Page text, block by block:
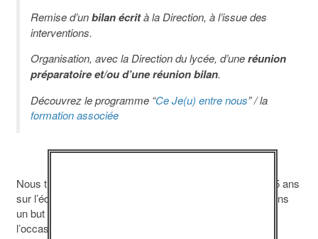
Remise d’unbilan écrità la Direction, à l’issue des
interventions.
Organisation, avec la Direction du lycée, d’uneréunion
préparatoire et/ou d’une réunion bilan.
Découvrez le programme “Ce Je(u) entre nous” / la
formation associée
Nous travaillons depuis 1997 avec des jeunes de 12 à 15 ans
sur l’éducation à la responsabilité sexuelle et affective dans
un but de prévention des conduites à risque. C’est à
l’occasion d’interventions auprès d’adolescents et